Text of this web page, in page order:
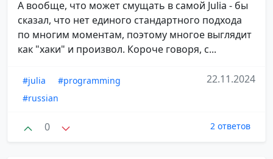
А вообще, что может смущать в самой Julia - бы
сказал, что нет единого стандартного подхода
по многим моментам, поэтому многое выглядит
как "хаки" и произвол. Короче говоря, с...
#julia
#programming
#russian
22.11.2024
0 2 ответов